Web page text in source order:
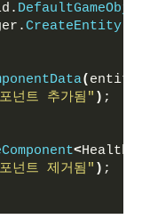
CreateEntity
(
넌트 추가됨" ) ;
<Health
넌트 제거됨" ) ;